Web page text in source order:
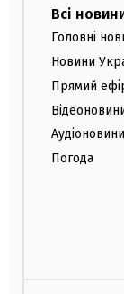
Всі
Головні
Новини
Прямий
Аудіоновини
Погода